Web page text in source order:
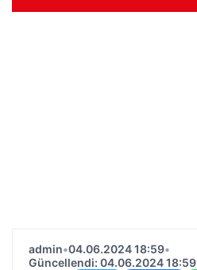
admin•04.06.2024 18:59•
Güncellendi: 04.06.2024 18:59